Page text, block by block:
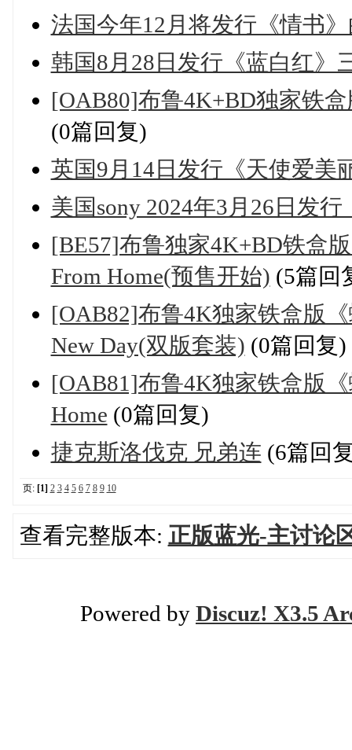
法国今年12月将发行《情书
韩国8月28日发行《蓝白红》
[OAB80]布鲁4K+BD独家铁
(0篇回复)
英国9月14日发行《天使爱美
美国sony 2024年3月26日发
[BE57]布鲁独家4K+BD铁盒
From Home(预售开始) (5篇回
[OAB82]布鲁4K独家铁盒版
New Day(双版套装) (0篇回复)
[OAB81]布鲁4K独家铁盒版
Home (0篇回复)
捷克斯洛伐克 兄弟连 (6篇回
页: [1] 2 3 4 5 6 7 8 9 10
查看完整版本: 正版蓝光-主讨论
Powered by Discuz! X3.5